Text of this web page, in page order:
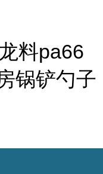
料pa66
锅铲勺子